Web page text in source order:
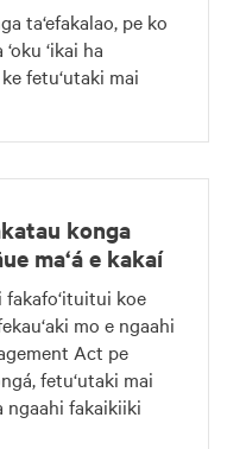
ta‘efakalao, pe ko
‘ikai ha
fetu‘utaki mai
konga
ma‘á e kakaí
fakafo‘ituitui koe
mo e ngaahi
Act pe
fetu‘utaki mai
ngaahi fakaikiiki